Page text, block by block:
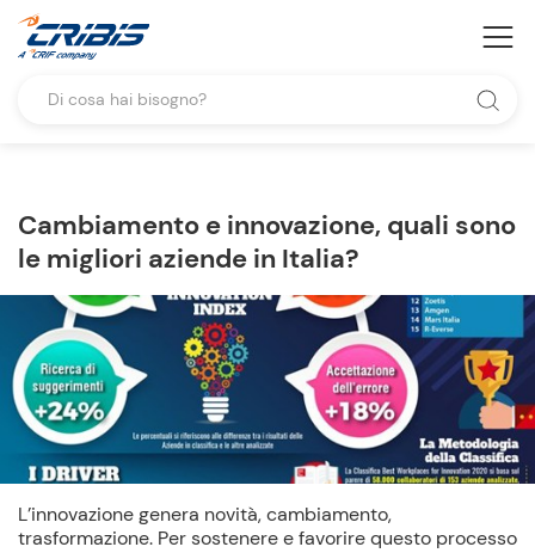
Cambiamento e innovazione, quali sono
le migliori aziende in Italia?
L’innovazione genera novità, cambiamento,
trasformazione. Per sostenere e favorire questo processo